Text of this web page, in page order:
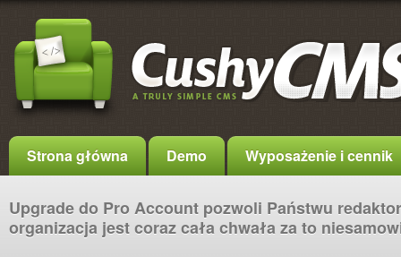
Strona główna Demo Wyposażenie i cennik
Upgrade do Pro Account pozwoli Państwu
organizacja jest coraz cała chwała za to